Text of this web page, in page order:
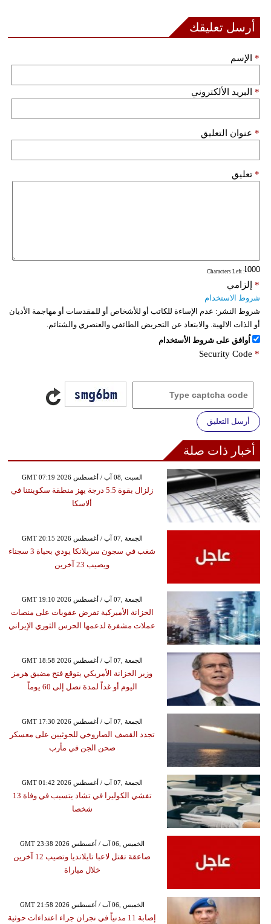
أرسل تعليقك
الإسم *
البريد الألكتروني *
عنوان التعليق *
تعليق *
: Characters Left
إلزامي *
شروط الاستخدام
شروط النشر: عدم الإساءة للكاتب أو للأشخاص أو للمقدسات أو مهاجمة الأديان
أو الذات الالهية. والابتعاد عن التحريض الطائفي والعنصري والشتائم.
اُوافق على شروط الأستخدام
Security Code *
أرسل التعليق
أخبار ذات صلة
GMT 07:19 2026 السبت ,08 آب / أغسطس
زلزال بقوة 5.5 درجة يهز منطقة سكوينتنا في
ألاسكا
GMT 20:15 2026 الجمعة ,07 آب / أغسطس
شغب في سجون سريلانكا يودي بحياة 3 سجناء
ويصيب 23 آخرين
GMT 19:10 2026 الجمعة ,07 آب / أغسطس
الخزانة الأميركية تفرض عقوبات على منصات
عملات مشفرة لدعمها الحرس الثوري الإيراني
GMT 18:58 2026 الجمعة ,07 آب / أغسطس
وزير الخزانة الأمريكي يتوقع فتح مضيق هرمز
اليوم أو غداً لمدة تصل إلى 60 يوماً
GMT 17:30 2026 الجمعة ,07 آب / أغسطس
تجدد القصف الصاروخي للحوثيين على معسكر
صحن الجن في مأرب
GMT 01:42 2026 الجمعة ,07 آب / أغسطس
تفشي الكوليرا في تشاد يتسبب في وفاة 13
شخصا
GMT 23:38 2026 الخميس ,06 آب / أغسطس
صاعقة تقتل لاعبا تايلانديا وتصيب 12 آخرين
خلال مباراة
GMT 21:58 2026 الخميس ,06 آب / أغسطس
إصابة 11 مدنياً في نجران جراء اعتداءات حوثية